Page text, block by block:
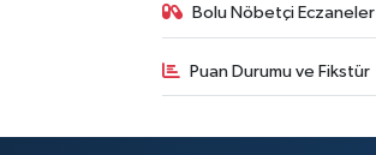
Bolu Nöbetçi Eczaneler
Puan Durumu ve Fikstür